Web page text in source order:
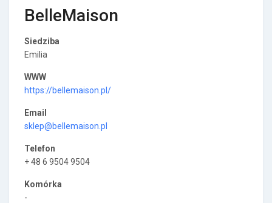
BelleMaison
Siedziba
Emilia
WWW
https://bellemaison.pl/
Email
sklep@bellemaison.pl
Telefon
+ 48 6 9504 9504
Komórka
-